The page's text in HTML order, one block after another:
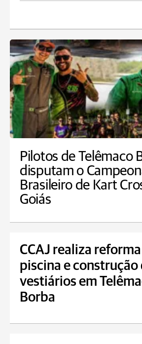
Pilotos de Telêmaco
disputam o
Brasileiro de Kart
Goiás
CCAJ realiza
piscina e construção
vestiários em
Borba